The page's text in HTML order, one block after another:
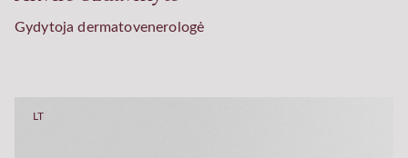
Gydytoja dermatovenerologė
LT